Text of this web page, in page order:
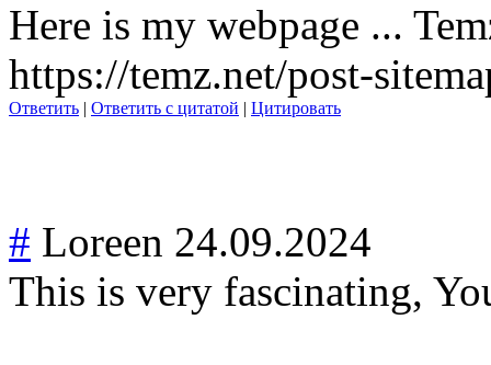
Here is my webpage ...
https://temz.net/post-
Ответить | Ответить с цитатой | Цитировать
# Loreen 24.09.2024
This is very fascinating,